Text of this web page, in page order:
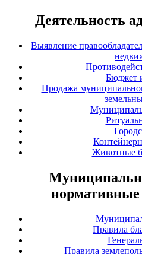
Деятельность
Выявление
Бюджет
Продажа
Животные
Правила
Правила